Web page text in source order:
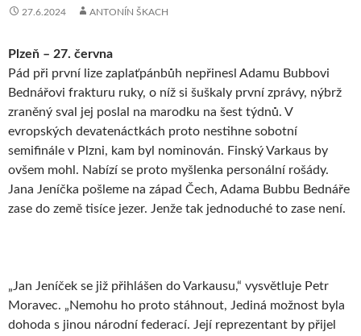
27.6.2024 ANTONÍN ŠKACH
Plzeň – 27. června
Pád při první lize zaplaťpánbůh nepřinesl Adamu Bubbovi
Bednářovi frakturu ruky, o níž si šuškaly první zprávy, nýbrž
zraněný sval jej poslal na marodku na šest týdnů. V
evropských devatenáctkách proto nestihne sobotní
semifinále v Plzni, kam byl nominován. Finský Varkaus by
ovšem mohl. Nabízí se proto myšlenka personální rošády.
Jana Jeníčka pošleme na západ Čech, Adama Bubbu Bednáře
zase do země tisíce jezer. Jenže tak jednoduché to zase není.
„Jan Jeníček se již přihlášen do Varkausu,“ vysvětluje Petr
Moravec. „Nemohu ho proto stáhnout, Jediná možnost byla
dohoda s jinou národní federací. Její reprezentant by přijel